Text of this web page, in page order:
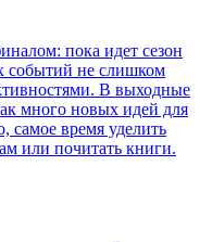
пока идет сезон
событий не слишком
В выходные
много новых идей для
самое время уделить
или почитать книги.